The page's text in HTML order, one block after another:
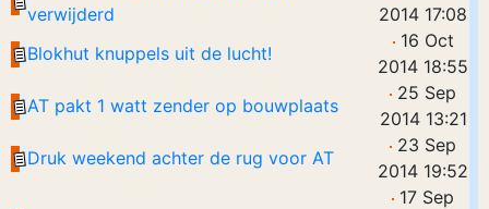
verwijderd
2014 17:08
Blokhut knuppels uit de lucht!
16 Oct
2014 18:55
AT pakt 1 watt zender op bouwplaats
25 Sep
2014 13:21
Druk weekend achter de rug voor AT
23 Sep
2014 19:52
17 Sep